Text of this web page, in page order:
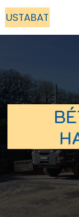
USTABAT
Panneau de gestion